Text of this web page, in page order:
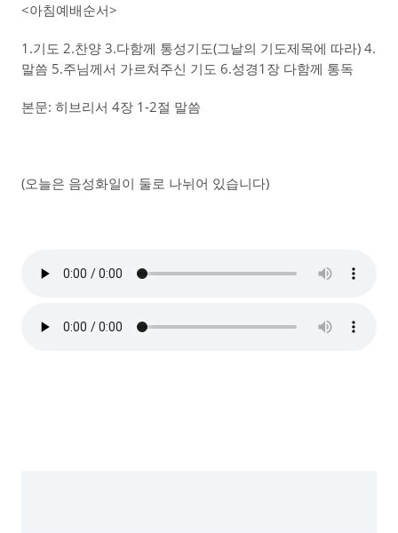
<아침예배순서>
1.기도 2.찬양 3.다함께 통성기도(그날의 기도제목에 따라) 4.
말씀 5.주님께서 가르쳐주신 기도 6.성경1장 다함께 통독
본문: 히브리서 4장 1-2절 말씀
(오늘은 음성화일이 둘로 나뉘어 있습니다)